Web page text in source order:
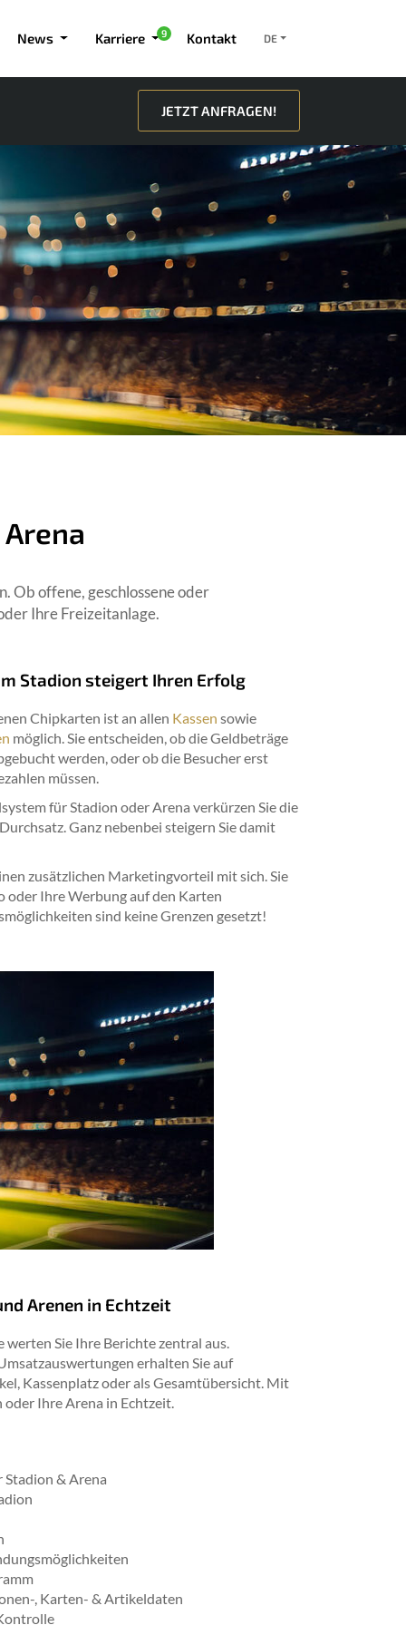
News Karriere 9 Kontakt DE
JETZT ANFRAGEN!
Ob offene, geschlossene oder
Ihre Freizeitanlage.
Stadion steigert Ihren Erfolg
Chipkarten ist an allen Kassen sowie
möglich. Sie entscheiden, ob die Geldbeträge
werden, oder ob die Besucher erst
müssen.
für Stadion oder Arena verkürzen Sie die
Ganz nebenbei steigern Sie damit
zusätzlichen Marketingvorteil mit sich. Sie
oder Ihre Werbung auf den Karten
sind keine Grenzen gesetzt!
Arenen in Echtzeit
Sie Ihre Berichte zentral aus.
erhalten Sie auf
Kassenplatz oder als Gesamtübersicht. Mit
Ihre Arena in Echtzeit.
Stadion & Arena
, Karten- & Artikeldaten